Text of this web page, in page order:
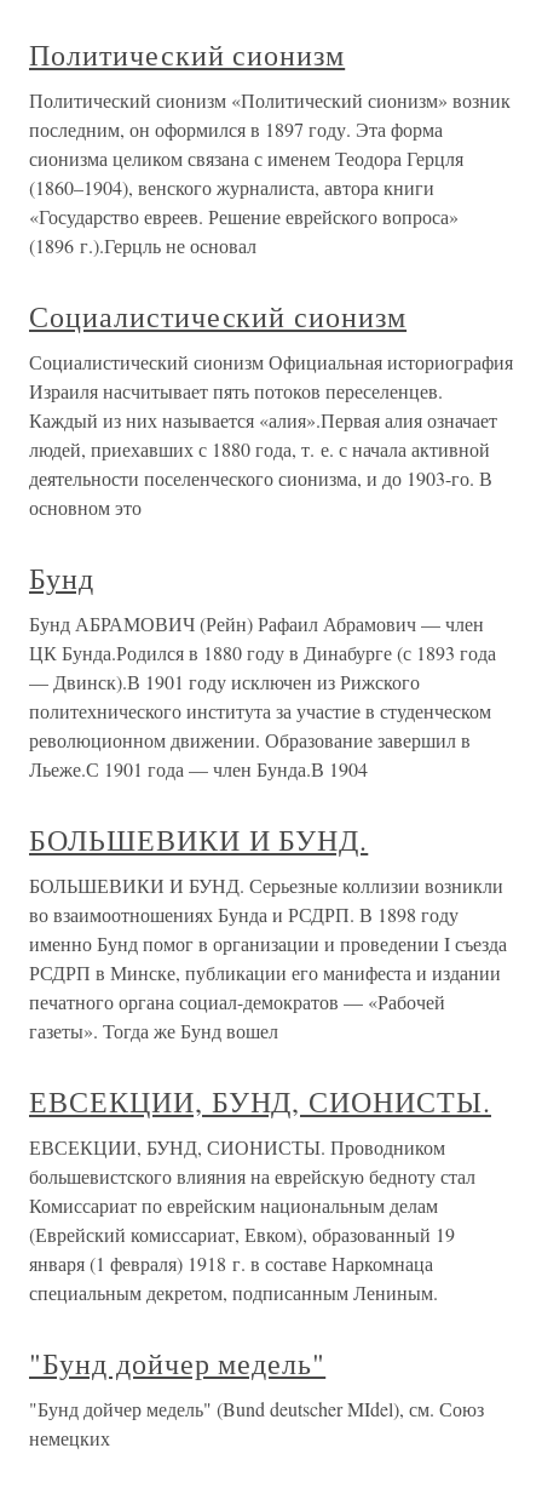
Политический сионизм
Политический сионизм «Политический сионизм» возник
последним, он оформился в 1897 году. Эта форма
сионизма целиком связана с именем Теодора Герцля
(1860–1904), венского журналиста, автора книги
«Государство евреев. Решение еврейского вопроса»
(1896 г.).Герцль не основал
Социалистический сионизм
Социалистический сионизм Официальная историография
Израиля насчитывает пять потоков переселенцев.
Каждый из них называется «алия».Первая алия означает
людей, приехавших с 1880 года, т. е. с начала активной
деятельности поселенческого сионизма, и до 1903-го. В
основном это
Бунд
Бунд АБРАМОВИЧ (Рейн) Рафаил Абрамович — член
ЦК Бунда.Родился в 1880 году в Динабурге (с 1893 года
— Двинск).В 1901 году исключен из Рижского
политехнического института за участие в студенческом
революционном движении. Образование завершил в
Льеже.С 1901 года — член Бунда.В 1904
БОЛЬШЕВИКИ И БУНД.
БОЛЬШЕВИКИ И БУНД. Серьезные коллизии возникли
во взаимоотношениях Бунда и РСДРП. В 1898 году
именно Бунд помог в организации и проведении I съезда
РСДРП в Минске, публикации его манифеста и издании
печатного органа социал-демократов — «Рабочей
газеты». Тогда же Бунд вошел
ЕВСЕКЦИИ, БУНД, СИОНИСТЫ.
ЕВСЕКЦИИ, БУНД, СИОНИСТЫ. Проводником
большевистского влияния на еврейскую бедноту стал
Комиссариат по еврейским национальным делам
(Еврейский комиссариат, Евком), образованный 19
января (1 февраля) 1918 г. в составе Наркомнаца
специальным декретом, подписанным Лениным.
"Бунд дойчер медель"
"Бунд дойчер медель" (Bund deutscher MIdel), см. Союз
немецких